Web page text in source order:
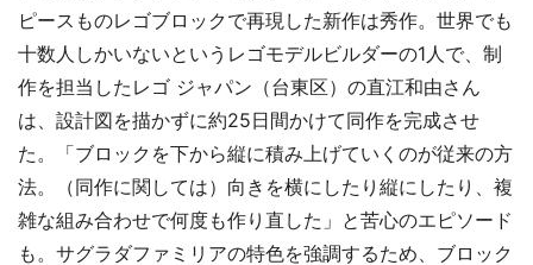
ピースものレゴブロックで再現した新作は秀作。世界でも
十数人しかいないというレゴモデルビルダーの1人で、制
作を担当したレゴ ジャパン（台東区）の直江和由さん
は、設計図を描かずに約25日間かけて同作を完成させ
た。「ブロックを下から縦に積み上げていくのが従来の方
法。（同作に関しては）向きを横にしたり縦にしたり、複
雑な組み合わせで何度も作り直した」と苦心のエピソード
も。サグラダファミリアの特色を強調するため、ブロック